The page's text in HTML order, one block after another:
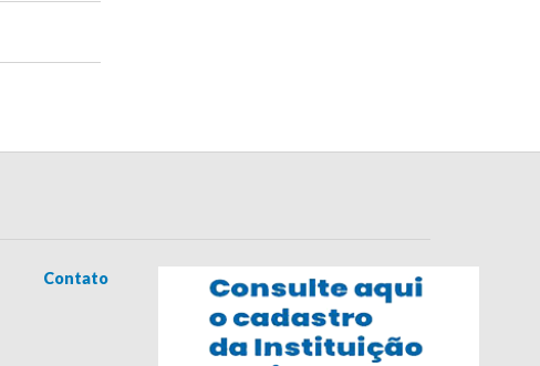
Contato